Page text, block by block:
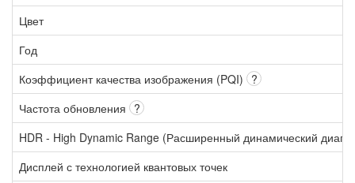
Цвет
Год
Коэффициент качества изображения (PQI) ?
Частота обновления ?
HDR - High Dynamic Range (Расширенный динамический
Дисплей с технологией квантовых точек